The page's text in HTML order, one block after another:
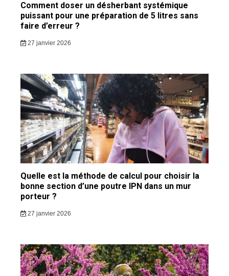
Comment doser un désherbant systémique
puissant pour une préparation de 5 litres sans
faire d’erreur ?
27 janvier 2026
Quelle est la méthode de calcul pour choisir la
bonne section d’une poutre IPN dans un mur
porteur ?
27 janvier 2026